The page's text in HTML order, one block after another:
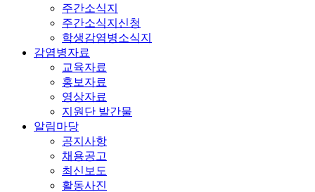
주간소식지
주간소식지신청
학생감염병소식지
감염병자료
교육자료
홍보자료
영상자료
지원단 발간물
알림마당
공지사항
채용공고
최신보도
활동사진